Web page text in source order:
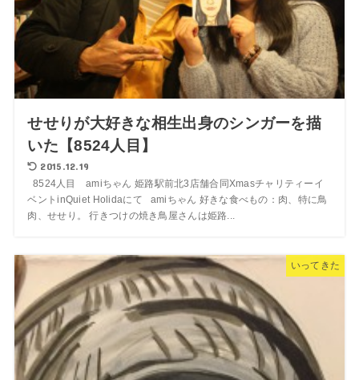
せせりが大好きな相生出身のシンガーを描
いた【8524人目】
2015.12.19
8524人目 amiちゃん 姫路駅前北3店舗合同Xmasチャリティーイ
ベントinQuiet Holidaにて amiちゃん 好きな食べもの：肉、特に鳥
肉、せせり。 行きつけの焼き鳥屋さんは姫路...
いってきた